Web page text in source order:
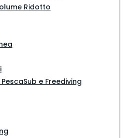
Ridotto
e Freediving